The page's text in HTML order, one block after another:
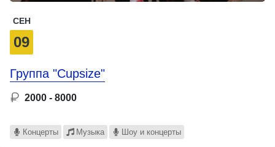
СЕН
09
Группа "Cupsize"
2000 - 8000
Концерты Музыка Шоу и концерты